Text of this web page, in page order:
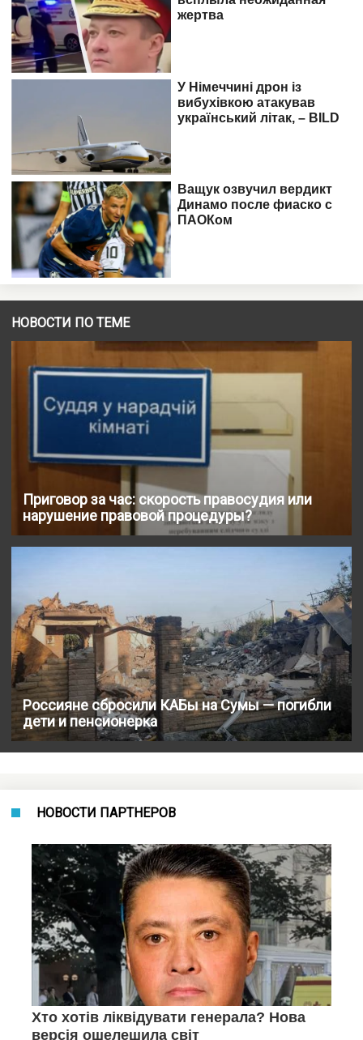
НОВОСТИ ПО ТЕМЕ
Приговор за час: скорость правосудия или
нарушение правовой процедуры?
Россияне сбросили КАБы на Сумы — погибли
дети и пенсионерка
НОВОСТИ ПАРТНЕРОВ